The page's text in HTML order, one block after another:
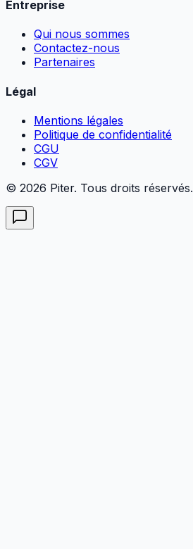
Entreprise
Qui nous sommes
Contactez-nous
Partenaires
Légal
Mentions légales
Politique de confidentialité
CGU
CGV
© 2026 Piter. Tous droits réservés.